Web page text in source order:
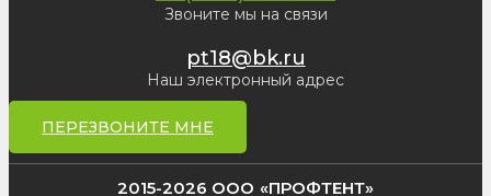
Звоните мы на связи
pt18@bk.ru
Наш электронный адрес
ПЕРЕЗВОНИТЕ МНЕ
2015-2026 ООО «ПРОФТЕНТ»